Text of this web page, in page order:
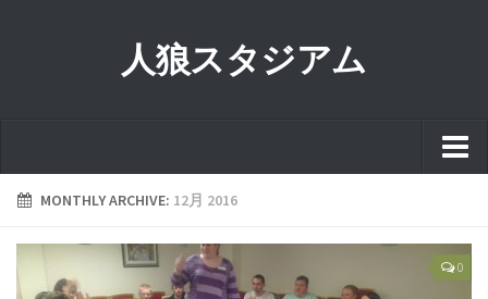
人狼スタジアム
ホーム
初めての人狼ゲーム
MONTHLY ARCHIVE: 12月 2016
0